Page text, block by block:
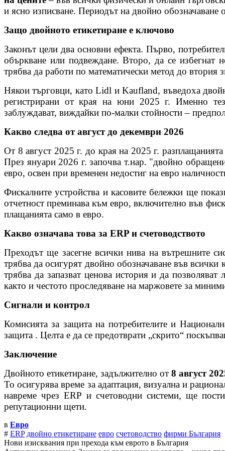
и ясно изписване. Периодът на двойно обозначаване
Защо двойното етикетиране е ключово
Законът цели два основни ефекта. Първо,
объркване или подвеждане. Второ, да се избегнат
трябва да работи по математически метод до втория
Някои търговци, като Lidl и Kaufland, въведоха
регистрирани от края на юни 2025 г. Именно
заблуждават, виждайки по-малки стойности –
Какво следва от август до декември 2026
От 8 август 2025 г. до края на 2025 г.
През януари 2026 г. започва т.нар. "двойно
евро, освен при временен недостиг на евро
Фискалните устройства и касовите бележки ще
отчетност преминава към евро, включително във
плащанията само в евро.
Какво означава това за ERP и счетоводството
Преходът ще засегне всички нива на вътрешните
трябва да осигурят двойно обозначаване във
трябва да запазват ценова история и да
както и честото проследяване на маржовете за
Сигнали и контрол
Комисията за защита на потребителите и
защита . Целта е да се предотврати „скрито“
Заключение
Двойното етикетиране, задължително от 8 август
То осигурява време за адаптация, визуална и
навреме чрез ERP и счетоводни системи, ще
репутационни щети.
в Евро
# ERP двойно етикетиране евро счетоводство фирми България
Нови изисквания при прехода към еврото в България